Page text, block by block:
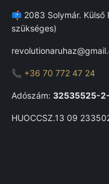
📫 2083 Solymár.
szükséges)
📞 +36 70 772 47 24
Adószám: 32535525-
HUOCCSZ.13 09